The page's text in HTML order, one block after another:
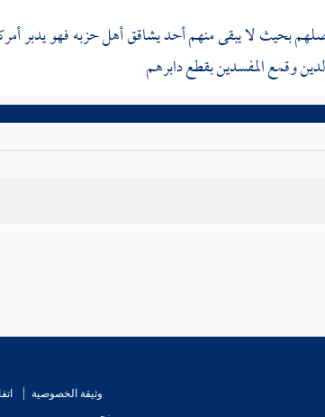
بحيث لا يبقى منهم أحد يشاقق أهل حزبه فهو يدبر
وقمع المفسدين بقطع دابرهم
وثيقة الخصوصية